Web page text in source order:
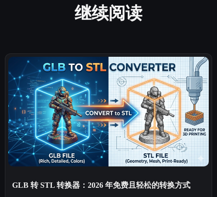
继续阅读
GLB 转 STL 转换器：2026 年免费且轻松的转换方式